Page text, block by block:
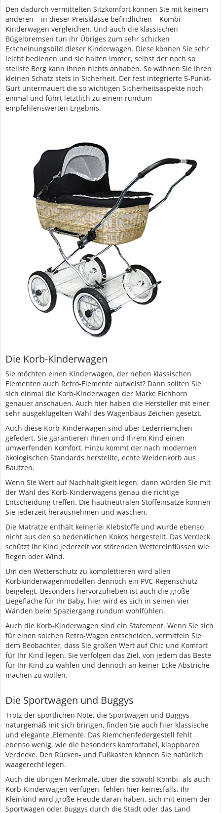
Den dadurch vermittelten Sitzkomfort können Sie mit keinem
anderen – in dieser Preisklasse befindlichen – Kombi-
Kinderwagen vergleichen. Und auch die klassischen
Bügelbremsen tun ihr Übriges zum sehr schicken
Erscheinungsbild dieser Kinderwagen. Diese können Sie sehr
leicht bedienen und sie halten immer, selbst der noch so
steilste Berg kann ihnen nichts anhaben. So wähnen Sie Ihren
kleinen Schatz stets in Sicherheit. Der fest integrierte 5-Punkt-
Gurt untermauert die so wichtigen Sicherheitsaspekte noch
einmal und führt letztlich zu einem rundum
empfehlenswerten Ergebnis.
Die Korb-Kinderwagen
Sie möchten einen Kinderwagen, der neben klassischen
Elementen auch Retro-Elemente aufweist? Dann sollten Sie
sich einmal die Korb-Kinderwagen der Marke Eichhorn
genauer anschauen. Auch hier haben die Hersteller mit einer
sehr ausgeklügelten Wahl des Wagenbaus Zeichen gesetzt.
Auch diese Korb-Kinderwagen sind über Lederriemchen
gefedert. Sie garantieren Ihnen und Ihrem Kind einen
umwerfenden Komfort. Hinzu kommt der nach modernen
ökologischen Standards herstellte, echte Weidenkorb aus
Bautzen.
Wenn Sie Wert auf Nachhaltigkeit legen, dann würden Sie mit
der Wahl des Korb-Kinderwagens genau die richtige
Entscheidung treffen. Die hautneutralen Stoffeinsätze können
Sie jederzeit herausnehmen und waschen.
Die Matratze enthält keinerlei Klebstoffe und wurde ebenso
nicht aus den so bedenklichen Kokos hergestellt. Das Verdeck
schützt Ihr Kind jederzeit vor störenden Wettereinflüssen wie
Regen oder Wind.
Um den Wetterschutz zu komplettieren wird allen
Korbkinderwagenmodellen dennoch ein PVC-Regenschutz
beigelegt. Besonders hervorzuheben ist auch die große
Liegefläche für Ihr Baby, hier wird es sich in seinen vier
Wänden beim Spaziergang rundum wohlfühlen.
Auch die Korb-Kinderwagen sind ein Statement. Wenn Sie sich
für einen solchen Retro-Wagen entscheiden, vermitteln Sie
dem Beobachter, dass Sie großen Wert auf Chic und Komfort
für Ihr Kind legen. Sie verfolgen das Ziel, von jedem das Beste
für Ihr Kind zu wählen und dennoch an keiner Ecke Abstriche
machen zu wollen.
Die Sportwagen und Buggys
Trotz der sportlichen Note, die Sportwagen und Buggys
naturgemäß mit sich bringen, finden Sie auch hier klassische
und elegante ‚Elemente. Das Riemchenfedergestell fehlt
ebenso wenig, wie die besonders komfortabel, klappbaren
Verdecke. Den Rücken- und Fußkasten können Sie natürlich
waagerecht legen.
Auch die übrigen Merkmale, über die sowohl Kombi- als auch
Korb-Kinderwagen verfügen, fehlen hier keinesfalls. Ihr
Kleinkind wird große Freude daran haben, sich mit einem der
Sportwagen oder Buggys durch die Stadt oder das Land